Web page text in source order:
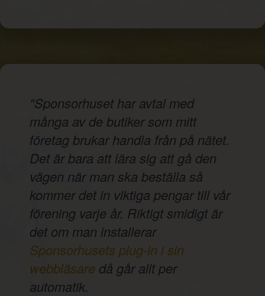
"Sponsorhuset har avtal med
många av de butiker som mitt
företag brukar handla från på nätet.
Det är bara att lära sig att gå den
vägen när man ska beställa så
kommer det in viktiga pengar till vår
förening varje år. Riktigt smidigt är
det om man installerar
Sponsorhusets plug-in i sin
webbläsare då går allt per
automatik.